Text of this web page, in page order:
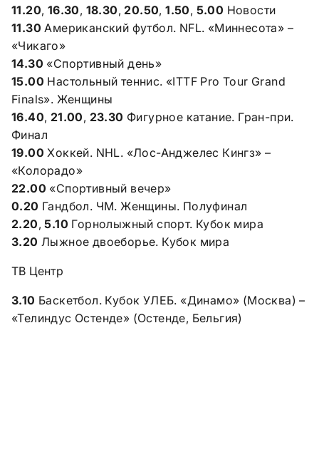
11.20, 16.30, 18.30, 20.50, 1.50, 5.00 Новости
11.30 Американский футбол. NFL. «Миннесота» –
«Чикаго»
14.30 «Спортивный день»
15.00 Настольный теннис. «ITTF Pro Tour Grand
Finals». Женщины
16.40, 21.00, 23.30 Фигурное катание. Гран-при.
Финал
19.00 Хоккей. NHL. «Лос-Анджелес Кингз» –
«Колорадо»
22.00 «Спортивный вечер»
0.20 Гандбол. ЧМ. Женщины. Полуфинал
2.20, 5.10 Горнолыжный спорт. Кубок мира
3.20 Лыжное двоеборье. Кубок мира
ТВ Центр
3.10 Баскетбол. Кубок УЛЕБ. «Динамо» (Москва) –
«Телиндус Остенде» (Остенде, Бельгия)